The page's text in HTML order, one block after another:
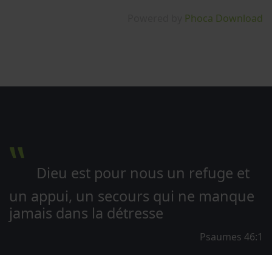
Phoca Download
‟
Dieu est pour nous un refuge et
un appui, un secours qui ne manque
jamais dans la détresse
Psaumes 46:1